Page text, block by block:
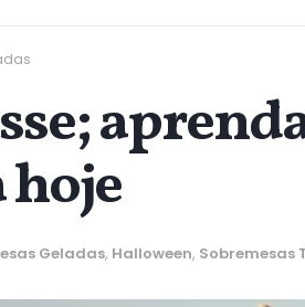
hoje
Geladas, Halloween, Sobremesas